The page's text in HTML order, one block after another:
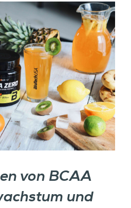
von BCAA
und